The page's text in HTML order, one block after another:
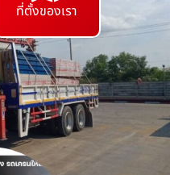
ที่ตั้งของเรา